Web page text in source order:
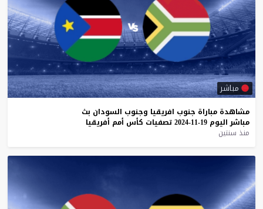
مباشر
مشاهدة مباراة جنوب افريقيا وجنوب السودان بث
مباشر اليوم 19-11-2024 تصفيات كأس أمم أفريقيا
منذ سنتين